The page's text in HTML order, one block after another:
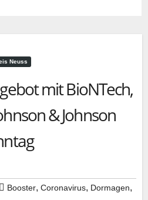
Neuss
mit BioNTech,
& Johnson
Booster, Coronavirus, Dormagen,